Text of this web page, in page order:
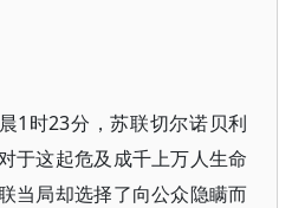
1时23分，苏联切尔诺贝利
于这起危及成千上万人生命
当局却选择了向公众隐瞒而